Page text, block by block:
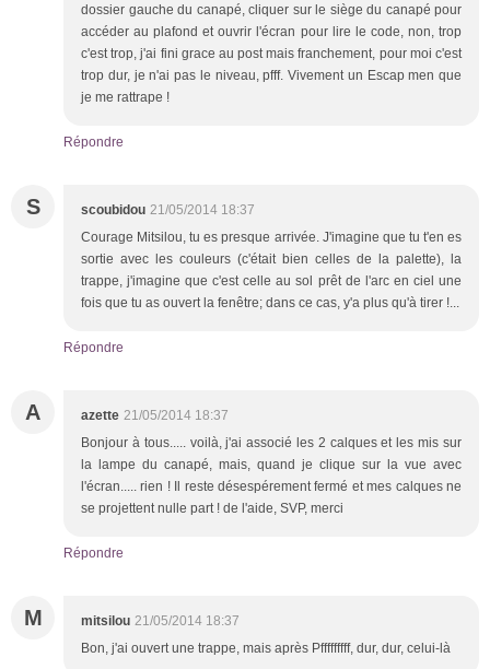
dossier gauche du canapé, cliquer sur le siège du canapé pour
accéder au plafond et ouvrir l'écran pour lire le code, non, trop
c'est trop, j'ai fini grace au post mais franchement, pour moi c'est
trop dur, je n'ai pas le niveau, pfff. Vivement un Escap men que
je me rattrape !
Répondre
S scoubidou 21/05/2014 18:37
Courage Mitsilou, tu es presque arrivée. J'imagine que tu t'en es
sortie avec les couleurs (c'était bien celles de la palette), la
trappe, j'imagine que c'est celle au sol prêt de l'arc en ciel une
fois que tu as ouvert la fenêtre; dans ce cas, y'a plus qu'à tirer !...
Répondre
A azette 21/05/2014 18:37
Bonjour à tous..... voilà, j'ai associé les 2 calques et les mis sur
la lampe du canapé, mais, quand je clique sur la vue avec
l'écran..... rien ! Il reste désespérement fermé et mes calques ne
se projettent nulle part ! de l'aide, SVP, merci
Répondre
M mitsilou 21/05/2014 18:37
Bon, j'ai ouvert une trappe, mais après Pfffffffff, dur, dur, celui-là